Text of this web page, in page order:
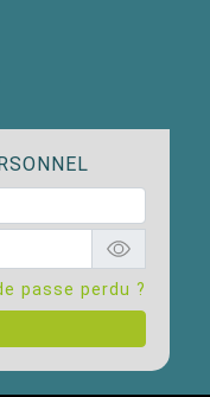
passe perdu ?